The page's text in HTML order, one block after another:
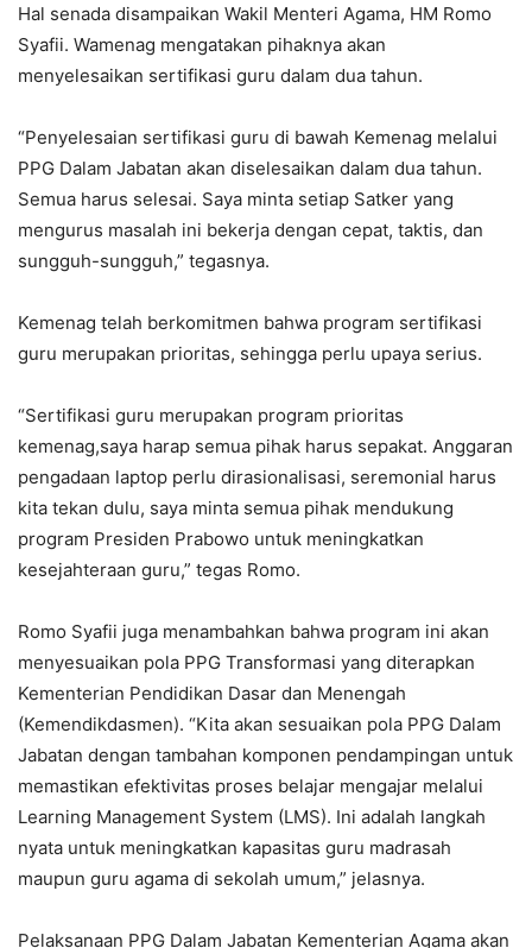
Hal senada disampaikan Wakil Menteri Agama, HM Romo
Syafii. Wamenag mengatakan pihaknya akan
menyelesaikan sertifikasi guru dalam dua tahun.
“Penyelesaian sertifikasi guru di bawah Kemenag melalui
PPG Dalam Jabatan akan diselesaikan dalam dua tahun.
Semua harus selesai. Saya minta setiap Satker yang
mengurus masalah ini bekerja dengan cepat, taktis, dan
sungguh-sungguh,” tegasnya.
Kemenag telah berkomitmen bahwa program sertifikasi
guru merupakan prioritas, sehingga perlu upaya serius.
“Sertifikasi guru merupakan program prioritas
kemenag,saya harap semua pihak harus sepakat. Anggaran
pengadaan laptop perlu dirasionalisasi, seremonial harus
kita tekan dulu, saya minta semua pihak mendukung
program Presiden Prabowo untuk meningkatkan
kesejahteraan guru,” tegas Romo.
Romo Syafii juga menambahkan bahwa program ini akan
menyesuaikan pola PPG Transformasi yang diterapkan
Kementerian Pendidikan Dasar dan Menengah
(Kemendikdasmen). “Kita akan sesuaikan pola PPG Dalam
Jabatan dengan tambahan komponen pendampingan untuk
memastikan efektivitas proses belajar mengajar melalui
Learning Management System (LMS). Ini adalah langkah
nyata untuk meningkatkan kapasitas guru madrasah
maupun guru agama di sekolah umum,” jelasnya.
Pelaksanaan PPG Dalam Jabatan Kementerian Agama akan